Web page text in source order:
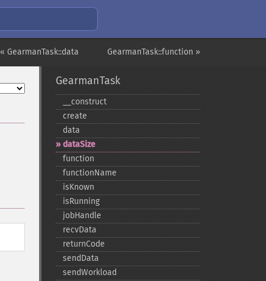
GearmanTask::function »
« GearmanTask::data
GearmanTask
_​_​construct
create
data
dataSize
function
functionName
isKnown
isRunning
jobHandle
recvData
returnCode
sendData
sendWorkload